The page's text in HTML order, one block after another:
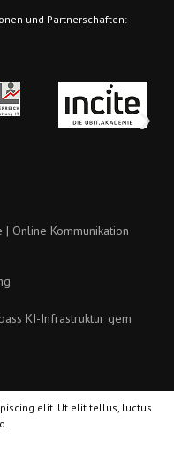
und Partnerschaften:
Online Kommunikation
KI-Infrastruktur gem
elit. Ut elit tellus, luctus